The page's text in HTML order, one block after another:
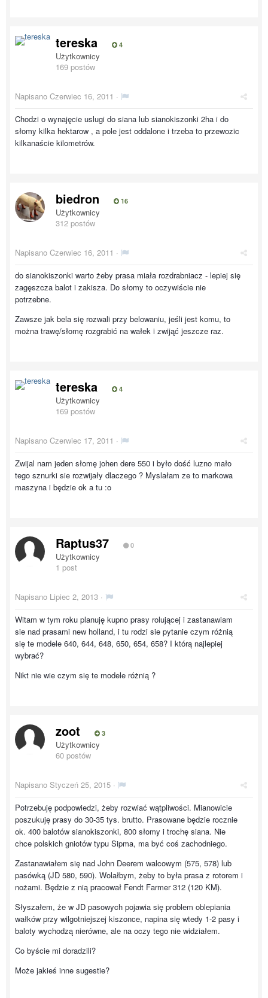
tereska 4
Użytkownicy
169 postów
Napisano Czerwiec 16, 2011 ·
Chodzi o wynajęcie uslugi do siana lub sianokiszonki 2ha i do
słomy kilka hektarow , a pole jest oddalone i trzeba to przewozic
kilkanaście kilometrów.
biedron 16
Użytkownicy
312 postów
Napisano Czerwiec 16, 2011 ·
do sianokiszonki warto żeby prasa miała rozdrabniacz - lepiej się
zagęszcza balot i zakisza. Do słomy to oczywiście nie
potrzebne.
Zawsze jak bela się rozwali przy belowaniu, jeśli jest komu, to
można trawę/słomę rozgrabić na wałek i zwijąć jeszcze raz.
tereska 4
Użytkownicy
169 postów
Napisano Czerwiec 17, 2011 ·
Zwijal nam jeden słomę johen dere 550 i było dość luzno mało
tego sznurki sie rozwijały dlaczego ? Myslałam ze to markowa
maszyna i będzie ok a tu :o
Raptus37 0
Użytkownicy
1 post
Napisano Lipiec 2, 2013 ·
Witam w tym roku planuję kupno prasy rolującej i zastanawiam
sie nad prasami new holland, i tu rodzi sie pytanie czym różnią
się te modele 640, 644, 648, 650, 654, 658? I którą najlepiej
wybrać?
Nikt nie wie czym się te modele różnią ?
zoot 3
Użytkownicy
60 postów
Napisano Styczeń 25, 2015 ·
Potrzebuję podpowiedzi, żeby rozwiać wątpliwości. Mianowicie
poszukuję prasy do 30-35 tys. brutto. Prasowane będzie rocznie
ok. 400 balotów sianokiszonki, 800 słomy i trochę siana. Nie
chce polskich gniotów typu Sipma, ma być coś zachodniego.
Zastanawiałem się nad John Deerem walcowym (575, 578) lub
pasówką (JD 580, 590). Wolałbym, żeby to była prasa z rotorem i
nożami. Będzie z nią pracował Fendt Farmer 312 (120 KM).
Słyszałem, że w JD pasowych pojawia się problem oblepiania
wałków przy wilgotniejszej kiszonce, napina się wtedy 1-2 pasy i
baloty wychodzą nierówne, ale na oczy tego nie widziałem.
Co byście mi doradzili?
Może jakieś inne sugestie?